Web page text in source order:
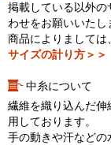
掲載している以外
わせをお願いいたし
商品によりまして
サイズの計り方＞＞
中糸について
繊維を織り込んだ
用しております。
手の動きや汗など